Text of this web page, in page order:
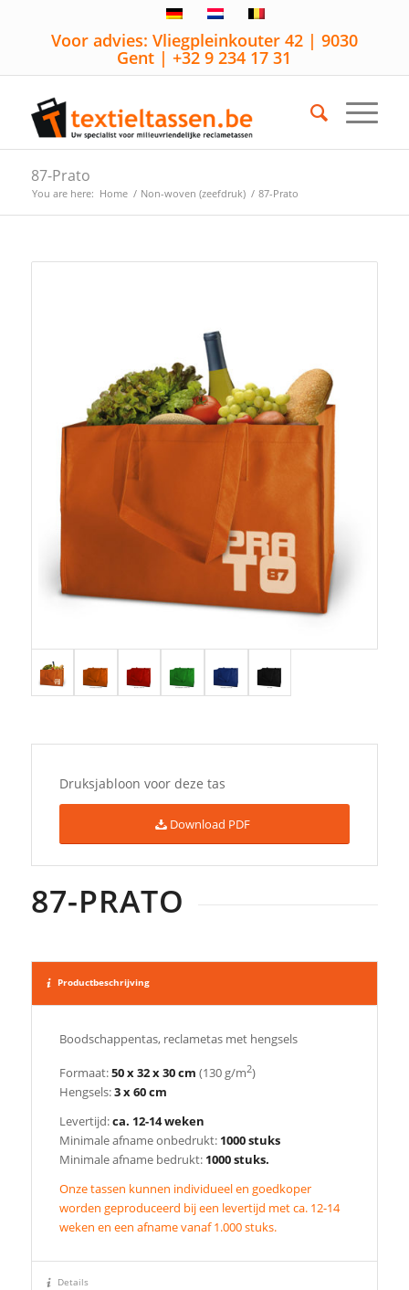
Voor advies: Vliegpleinkouter 42 | 9030
Gent | +32 9 234 17 31
87-Prato
You are here: Home / Non-woven (zeefdruk) / 87-Prato
Druksjabloon voor deze tas
Download PDF
87-PRATO
Productbeschrijving
Boodschappentas, reclametas met hengsels
Formaat:50 x 32 x 30 cm (130 g/m2)
Hengsels:3 x 60 cm
Levertijd:ca. 12-14 weken
Minimale afname onbedrukt: 1000 stuks
Minimale afname bedrukt: 1000 stuks.
Onze tassen kunnen individueel en goedkoper
worden geproduceerd bij een levertijd met ca. 12-14
weken en een afname vanaf 1.000 stuks.
Details